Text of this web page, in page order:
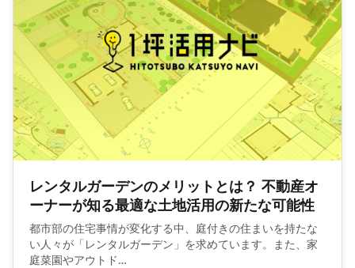
レンタルガーデンのメリットとは？ 不動産オ
ーナーが知る最適な土地活用の新たな可能性
都市部の住宅事情が変化する中、庭付きの住まいを持たな
い人々が「レンタルガーデン」を求めています。また、家
庭菜園やアウトド…